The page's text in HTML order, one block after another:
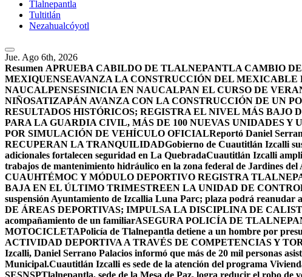
Tlalnepantla
Tultitlán
Nezahualcóyotl
Jue. Ago 6th, 2026
Resumen APRUEBA CABILDO DE TLALNEPANTLA CAMBIO
MEXIQUENSEAVANZA LA CONSTRUCCIÓN DEL
NAUCALPENSESINICIA EN NAUCALPAN EL CURSO DE
NIÑOSATIZAPÁN AVANZA CON LA CONSTRUCCIÓN DE UN
RESULTADOS HISTÓRICOS; REGISTRA EL NIVEL MÁS BAJO
PARA LA GUARDIA CIVIL, MÁS DE 100 NUEVAS UNIDADES Y
POR SIMULACIÓN DE VEHÍCULO OFICIALReportó Daniel
RECUPERAN LA TRANQUILIDADGobierno de Cuautitlán Izcalli
adicionales fortalecen seguridad en La QuebradaCuautitlán Izcalli
trabajos de mantenimiento hidráulico en la zona federal de Jardines del
CUAUHTÉMOC Y MÓDULO DEPORTIVO REGISTRA
BAJA EN EL ÚLTIMO TRIMESTREEN LA UNIDAD DE
suspensión Ayuntamiento de Izcallia Luna Parc; plaza podrá reanudar
DE ÁREAS DEPORTIVAS; IMPULSA LA DISCIPLINA DE
acompañamiento de un familiarASEGURA POLICÍA DE
MOTOCICLETAPolicía de Tlalnepantla detiene a un hombre por
ACTIVIDAD DEPORTIVA A TRAVÉS DE COMPETENCIAS Y
Izcalli, Daniel Serrano Palacios informó que más de 20 mil personas
Municipal.Cuautitlán Izcalli es sede de la atención del programa
SESNSPTlalnepantla, sede de la Mesa de Paz, logra reducir el robo